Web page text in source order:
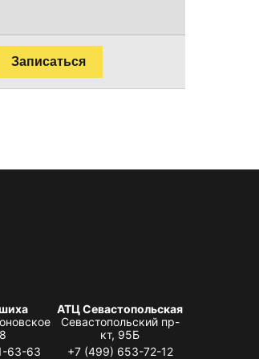
Записаться
63-63
АТЦ Севастопольская
Севастопольский пр-
кт, 95Б
+7 (499) 653-72-12